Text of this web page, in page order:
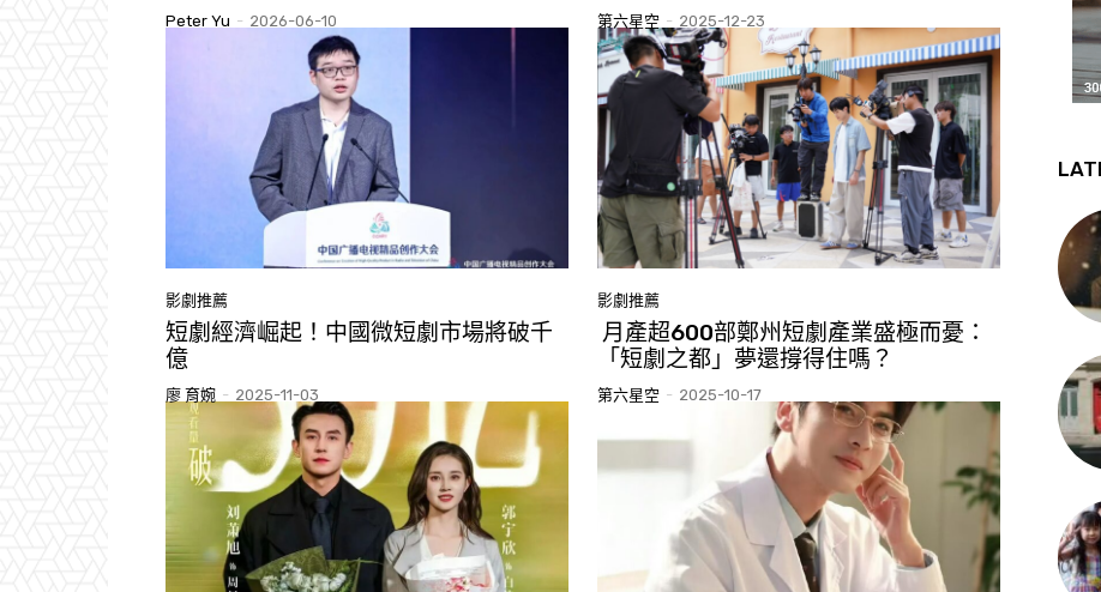
Peter Yu - 2026-06-10 第六星空 - 2025-12-23
影劇推薦
短劇經濟崛起！中國微短劇市場將破千
億
廖 育婉 - 2025-11-03
影劇推薦
月產超600部鄭州短劇產業盛極而憂：
「短劇之都」夢還撐得住嗎？
第六星空 - 2025-10-17